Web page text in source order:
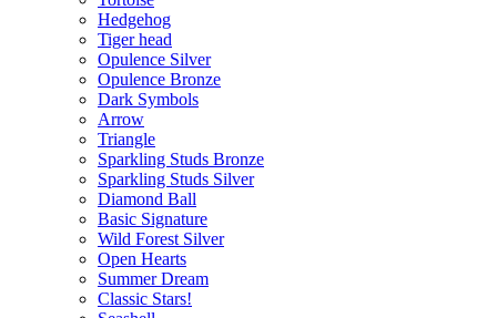
Hedgehog
Tiger head
Opulence Silver
Opulence Bronze
Dark Symbols
Arrow
Triangle
Sparkling Studs Bronze
Sparkling Studs Silver
Diamond Ball
Basic Signature
Wild Forest Silver
Open Hearts
Summer Dream
Classic Stars!